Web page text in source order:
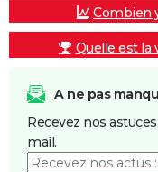
Combien
Quelle est la
A ne pas
Recevez nos
mail.